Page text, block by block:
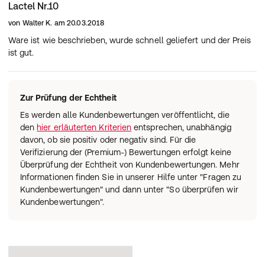
Lactel Nr.10
von Walter K. am 20.03.2018
Ware ist wie beschrieben, wurde schnell geliefert und der Preis
ist gut.
Zur Prüfung der Echtheit
Es werden alle Kundenbewertungen veröffentlicht, die
den hier erläuterten Kriterien entsprechen, unabhängig
davon, ob sie positiv oder negativ sind. Für die
Verifizierung der (Premium-) Bewertungen erfolgt keine
Überprüfung der Echtheit von Kundenbewertungen. Mehr
Informationen finden Sie in unserer Hilfe unter "Fragen zu
Kundenbewertungen" und dann unter "So überprüfen wir
Kundenbewertungen".